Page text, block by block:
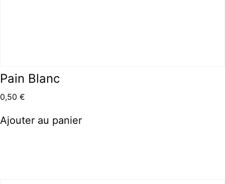
Pain Blanc
0,50 €
Ajouter au panier